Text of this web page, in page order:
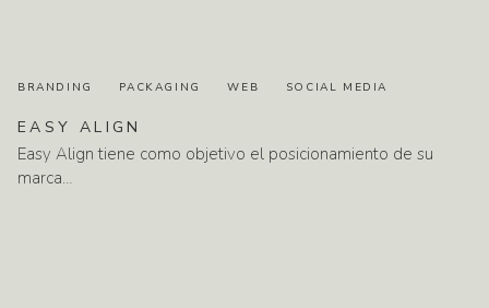
BRANDING PACKAGING WEB SOCIAL MEDIA
EASY ALIGN
Easy Align tiene como objetivo el posicionamiento de su
marca…